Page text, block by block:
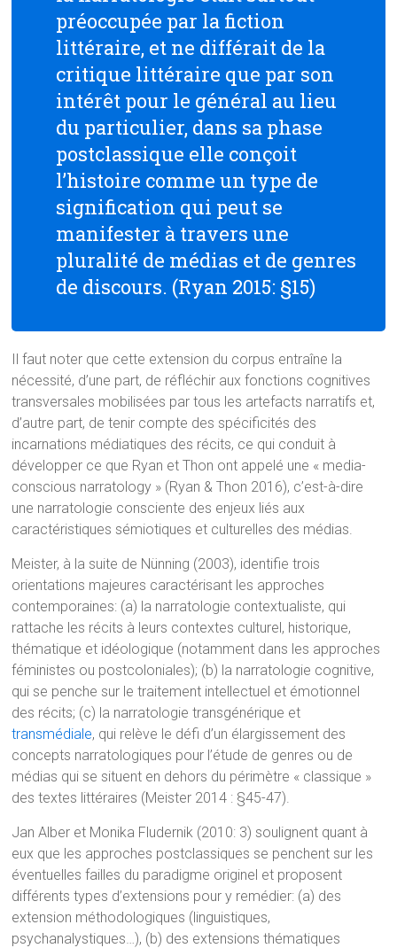
préoccupée par la fiction
littéraire, et ne différait de la
critique littéraire que par son
intérêt pour le général au lieu
du particulier, dans sa phase
postclassique elle conçoit
l’histoire comme un type de
signification qui peut se
manifester à travers une
pluralité de médias et de genres
de discours. (Ryan 2015: §15)
Il faut noter que cette extension du corpus entraîne la
nécessité, d’une part, de réfléchir aux fonctions cognitives
transversales mobilisées par tous les artefacts narratifs et,
d’autre part, de tenir compte des spécificités des
incarnations médiatiques des récits, ce qui conduit à
développer ce que Ryan et Thon ont appelé une « media-
conscious narratology » (Ryan & Thon 2016), c’est-à-dire
une narratologie consciente des enjeux liés aux
caractéristiques sémiotiques et culturelles des médias.
Meister, à la suite de Nünning (2003), identifie trois
orientations majeures caractérisant les approches
contemporaines: (a) la narratologie contextualiste, qui
rattache les récits à leurs contextes culturel, historique,
thématique et idéologique (notamment dans les approches
féministes ou postcoloniales); (b) la narratologie cognitive,
qui se penche sur le traitement intellectuel et émotionnel
des récits; (c) la narratologie transgénérique et
transmédiale, qui relève le défi d’un élargissement des
concepts narratologiques pour l’étude de genres ou de
médias qui se situent en dehors du périmètre « classique »
des textes littéraires (Meister 2014 : §45-47).
Jan Alber et Monika Fludernik (2010: 3) soulignent quant à
eux que les approches postclassiques se penchent sur les
éventuelles failles du paradigme originel et proposent
différents types d’extensions pour y remédier: (a) des
extension méthodologiques (linguistiques,
psychanalystiques…), (b) des extensions thématiques